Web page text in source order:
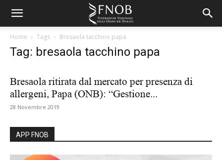
Home Tags Bresaola tacchino papa
Tag: bresaola tacchino papa
Bresaola ritirata dal mercato per presenza di
allergeni, Papa (ONB): “Gestione...
28 Novembre 2019
APP FNOB